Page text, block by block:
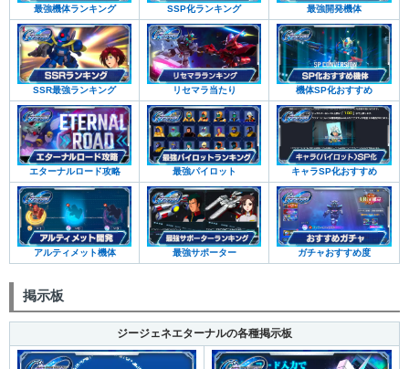
最強機体ランキング SSP化ランキング 最強開発機体
SSR最強ランキング リセマラ当たり 機体SP化おすすめ
エターナルロード攻略 最強パイロット キャラSP化おすすめ
アルティメット機体 最強サポーター ガチャおすすめ度
掲示板
ジージェネエターナルの各種掲示板